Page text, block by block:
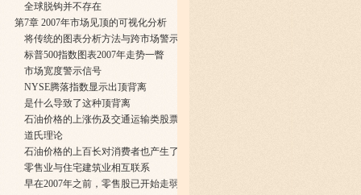
全球脱钩并不存在
第7章 2007年市场见顶的可视化分析
将传统的图表分析方法与跨市场警示信号结合
标普500指数图表2007年走势一瞥
市场宽度警示信号
NYSE腾落指数显示出顶背离
是什么导致了这种顶背离
石油价格的上涨伤及交通运输类股票
道氏理论
石油价格的上百长对消费者也产生了不利影响
零售业与住宅建筑业相互联系
早在2007年之前，零售股已开始走弱